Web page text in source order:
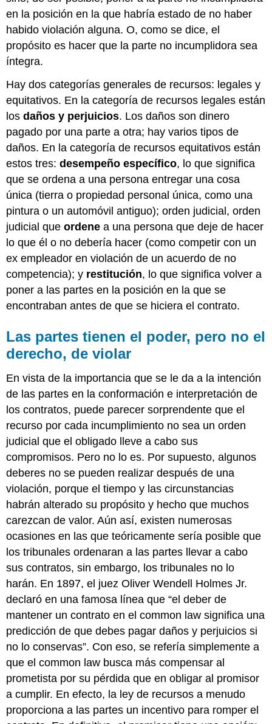
PARA
LLEVAR
EJERCICIOS
en la posición en la que habría estado de no haber
habido violación alguna. O, como se dice, el
propósito es hacer que la parte no incumplidora sea
íntegra.
Hay dos categorías generales de recursos: legales y
equitativos. En la categoría de recursos legales están
losdaños y perjuicios. Los daños son dinero
pagado por una parte a otra; hay varios tipos de
daños. En la categoría de recursos equitativos están
estos tres:desempeño específico, lo que significa
que se ordena a una persona entregar una cosa
única (tierra o propiedad personal única, como una
pintura o un automóvil antiguo); orden judicial, orden
judicial queordene a una persona que deje de hacer
lo que él o no debería hacer (como competir con un
ex empleador en violación de un acuerdo de no
competencia); y restitución, lo que significa volver a
poner a las partes en la posición en la que se
encontraban antes de que se hiciera el contrato.
Las partes tienen el poder, pero no el
derecho, de violar
En vista de la importancia que se le da a la intención
de las partes en la conformación e interpretación de
los contratos, puede parecer sorprendente que el
recurso por cada incumplimiento no sea un orden
judicial que el obligado lleve a cabo sus
compromisos. Pero no lo es. Por supuesto, algunos
deberes no se pueden realizar después de una
violación, porque el tiempo y las circunstancias
habrán alterado su propósito y hecho que muchos
carezcan de valor. Aún así, existen numerosas
ocasiones en las que teóricamente sería posible que
los tribunales ordenaran a las partes llevar a cabo
sus contratos, sin embargo, los tribunales no lo
harán. En 1897, el juez Oliver Wendell Holmes Jr.
declaró en una famosa línea que “el deber de
mantener un contrato en el common law significa una
predicción de que debes pagar daños y perjuicios si
no lo conservas”. Con eso, se refería simplemente a
que el common law busca más compensar al
prometista por su pérdida que en obligar al promisor
a cumplir. En efecto, la ley de recursos a menudo
proporciona a las partes un incentivo para romper el